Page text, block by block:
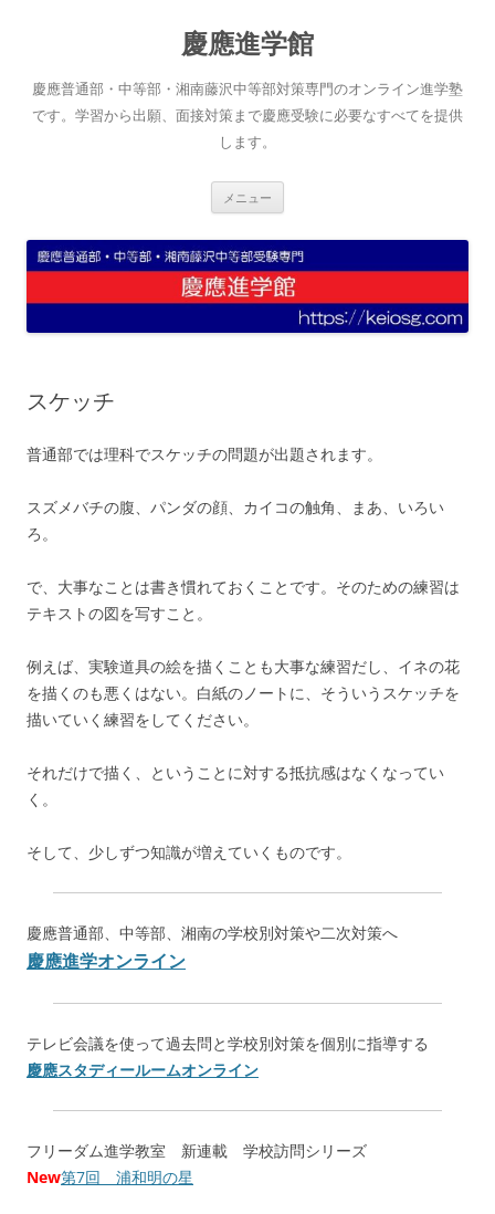
へ
ス
キ
慶應進学館
慶應普通部・中等部・湘南藤沢中等部対策専門のオンライン進学塾
です。学習から出願、面接対策まで慶應受験に必要なすべてを提供
します。
メニュー
スケッチ
普通部では理科でスケッチの問題が出題されます。
スズメバチの腹、パンダの顔、カイコの触角、まあ、いろい
ろ。
で、大事なことは書き慣れておくことです。そのための練習は
テキストの図を写すこと。
例えば、実験道具の絵を描くことも大事な練習だし、イネの花
を描くのも悪くはない。白紙のノートに、そういうスケッチを
描いていく練習をしてください。
それだけで描く、ということに対する抵抗感はなくなってい
く。
そして、少しずつ知識が増えていくものです。
慶應普通部、中等部、湘南の学校別対策や二次対策へ
慶應進学オンライン
テレビ会議を使って過去問と学校別対策を個別に指導する
慶應スタディールームオンライン
フリーダム進学教室 新連載 学校訪問シリーズ
New第7回 浦和明の星